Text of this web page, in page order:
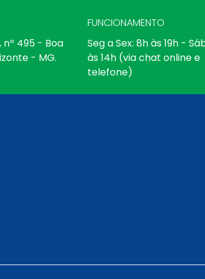
nº 495 - Boa
- MG.
FUNCIONAMENTO
Seg a Sex: 8h às 19h -
às 14h (via chat online e
telefone)